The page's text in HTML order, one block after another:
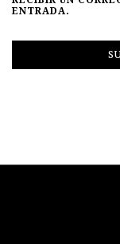
ENTRADA.